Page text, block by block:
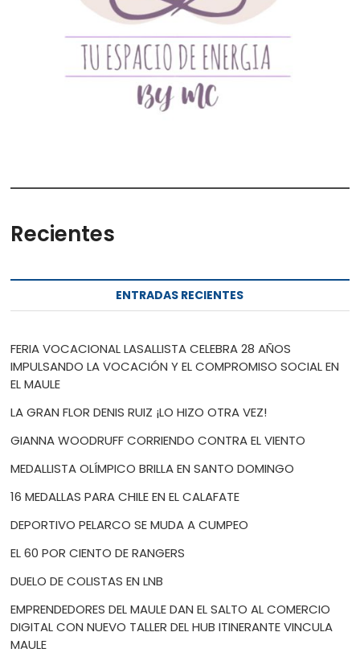
Recientes
ENTRADAS RECIENTES
FERIA VOCACIONAL LASALLISTA CELEBRA 28 AÑOS
IMPULSANDO LA VOCACIÓN Y EL COMPROMISO SOCIAL EN
EL MAULE
LA GRAN FLOR DENIS RUIZ ¡LO HIZO OTRA VEZ!
GIANNA WOODRUFF CORRIENDO CONTRA EL VIENTO
MEDALLISTA OLÍMPICO BRILLA EN SANTO DOMINGO
16 MEDALLAS PARA CHILE EN EL CALAFATE
DEPORTIVO PELARCO SE MUDA A CUMPEO
EL 60 POR CIENTO DE RANGERS
DUELO DE COLISTAS EN LNB
EMPRENDEDORES DEL MAULE DAN EL SALTO AL COMERCIO
DIGITAL CON NUEVO TALLER DEL HUB ITINERANTE VINCULA
MAULE